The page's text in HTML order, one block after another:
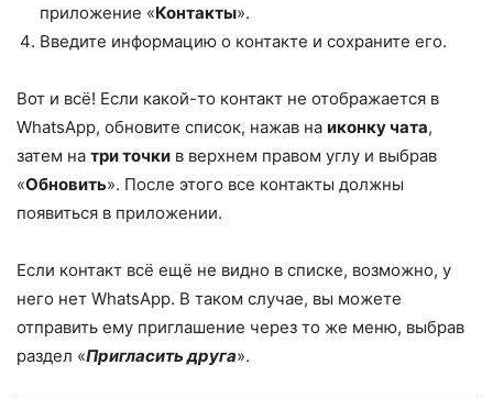
приложение «Контакты».
Введите информацию о контакте и сохраните его.
Вот и всё! Если какой-то контакт не отображается в
WhatsApp, обновите список, нажав на иконку чата,
затем на три точки в верхнем правом углу и выбрав
«Обновить». После этого все контакты должны
появиться в приложении.
Если контакт всё ещё не видно в списке, возможно, у
него нет WhatsApp. В таком случае, вы можете
отправить ему приглашение через то же меню, выбрав
раздел «Пригласить друга».